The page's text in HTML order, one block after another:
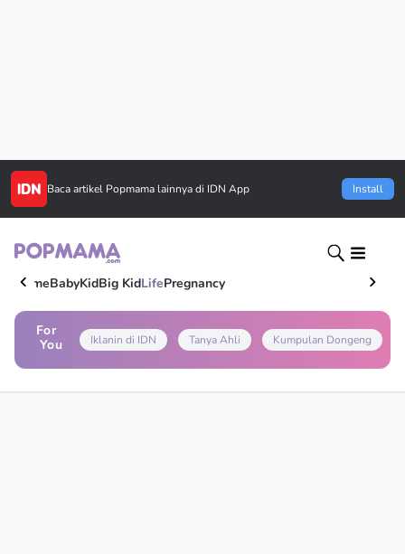
Baca artikel Popmama lainnya di IDN App Install
HomeBabyKidBig KidLifePregnancy
For
You
Iklanin di IDN Tanya Ahli Kumpulan Dongeng